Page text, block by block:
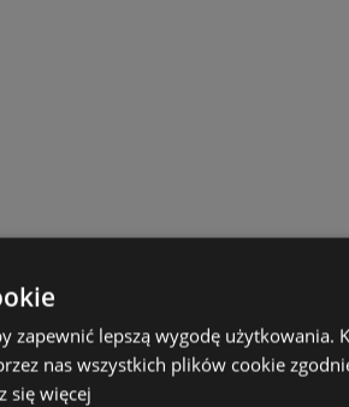
zapewnić lepszą wygodę użytkowania.
nas wszystkich plików cookie
się więcej